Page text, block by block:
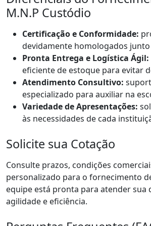
M.N.P Custódio
Certificação e Conformidade:
devidamente homologados junto
Pronta Entrega e Logística Ágil:
eficiente de estoque para evitar
Atendimento Consultivo:
especializado para auxiliar na
Variedade de Apresentações:
às necessidades de cada
Solicite sua Cotação
Consulte prazos, condições
personalizado para o fornecimento
equipe está pronta para atender sua
agilidade e eficiência.